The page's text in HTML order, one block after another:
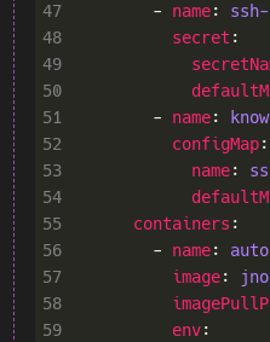
47
        -
name:
48
secret
49
50
51
        -
name:
52
configMap
53
name:
54
55
containers
56
        -
name:
57
image:
58
59
env